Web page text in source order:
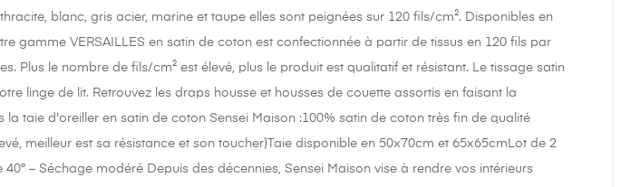
blanc, gris acier, marine et taupe elles sont peignées sur 120 fils/cm². Disponibles en
gamme VERSAILLES en satin de coton est confectionnée à partir de tissus en 120 fils par
Plus le nombre de fils/cm² est élevé, plus le produit est qualitatif et résistant. Le tissage satin
linge de lit. Retrouvez les draps housse et housses de couette assortis en faisant la
la taie d'oreiller en satin de coton Sensei Maison :100% satin de coton très fin de qualité
meilleur est sa résistance et son toucher)Taie disponible en 50x70cm et 65x65cmLot de 2
– Séchage modéré Depuis des décennies, Sensei Maison vise à rendre vos intérieurs